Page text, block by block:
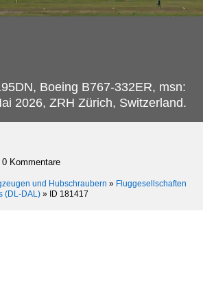
Boeing B767-332ER, msn:
2026, ZRH Zürich, Switzerland.
Kommentare
und Hubschraubern » Fluggesellschaften
(DL-DAL) » ID 181417